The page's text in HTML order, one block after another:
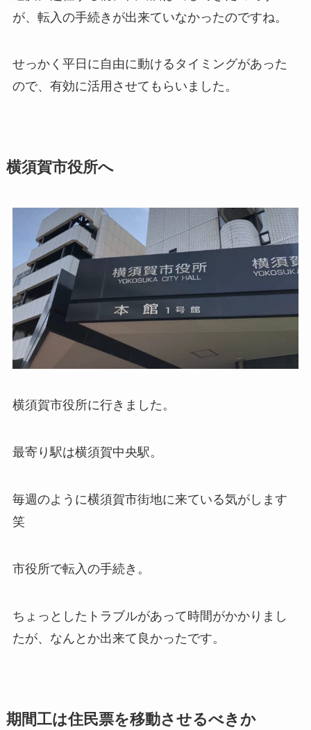
が、転入の手続きが出来ていなかったのですね。
せっかく平日に自由に動けるタイミングがあった
ので、有効に活用させてもらいました。
横須賀市役所へ
横須賀市役所に行きました。
最寄り駅は横須賀中央駅。
毎週のように横須賀市街地に来ている気がします
笑
市役所で転入の手続き。
ちょっとしたトラブルがあって時間がかかりまし
たが、なんとか出来て良かったです。
期間工は住民票を移動させるべきか